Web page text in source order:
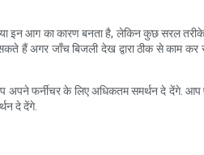
इन आग का कारण बनता है, लेकिन कुछ सरल
हैं अगर जाँच बिजली देख द्वारा ठीक से काम कर
अपने फर्नीचर के लिए अधिकतम समर्थन दे देंगे.
दे देंगे.